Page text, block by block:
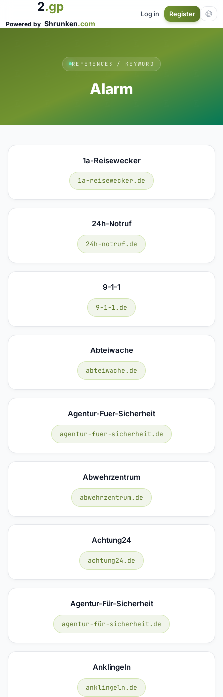
2.gp
Powered by Shrunken.com
Log in Register
REFERENCES / KEYWORD
Alarm
1a-Reisewecker
1a-reisewecker.de
24h-Notruf
24h-notruf.de
9-1-1
9-1-1.de
Abteiwache
abteiwache.de
Agentur-Fuer-Sicherheit
agentur-fuer-sicherheit.de
Abwehrzentrum
abwehrzentrum.de
Achtung24
achtung24.de
Agentur-Für-Sicherheit
agentur-für-sicherheit.de
Anklingeln
anklingeln.de